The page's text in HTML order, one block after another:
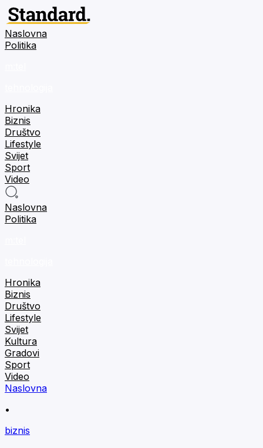
Naslovna
Politika
Hronika
Biznis
Društvo
Lifestyle
Svijet
Sport
Video
Naslovna
Politika
Hronika
Biznis
Društvo
Lifestyle
Svijet
Kultura
Gradovi
Sport
Video
Naslovna
•
biznis